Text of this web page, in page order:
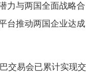
力与两国全面战略合
台推动两国企业达成
易会已累计实现交